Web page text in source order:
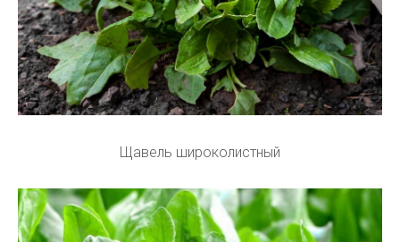
Щавель широколистный